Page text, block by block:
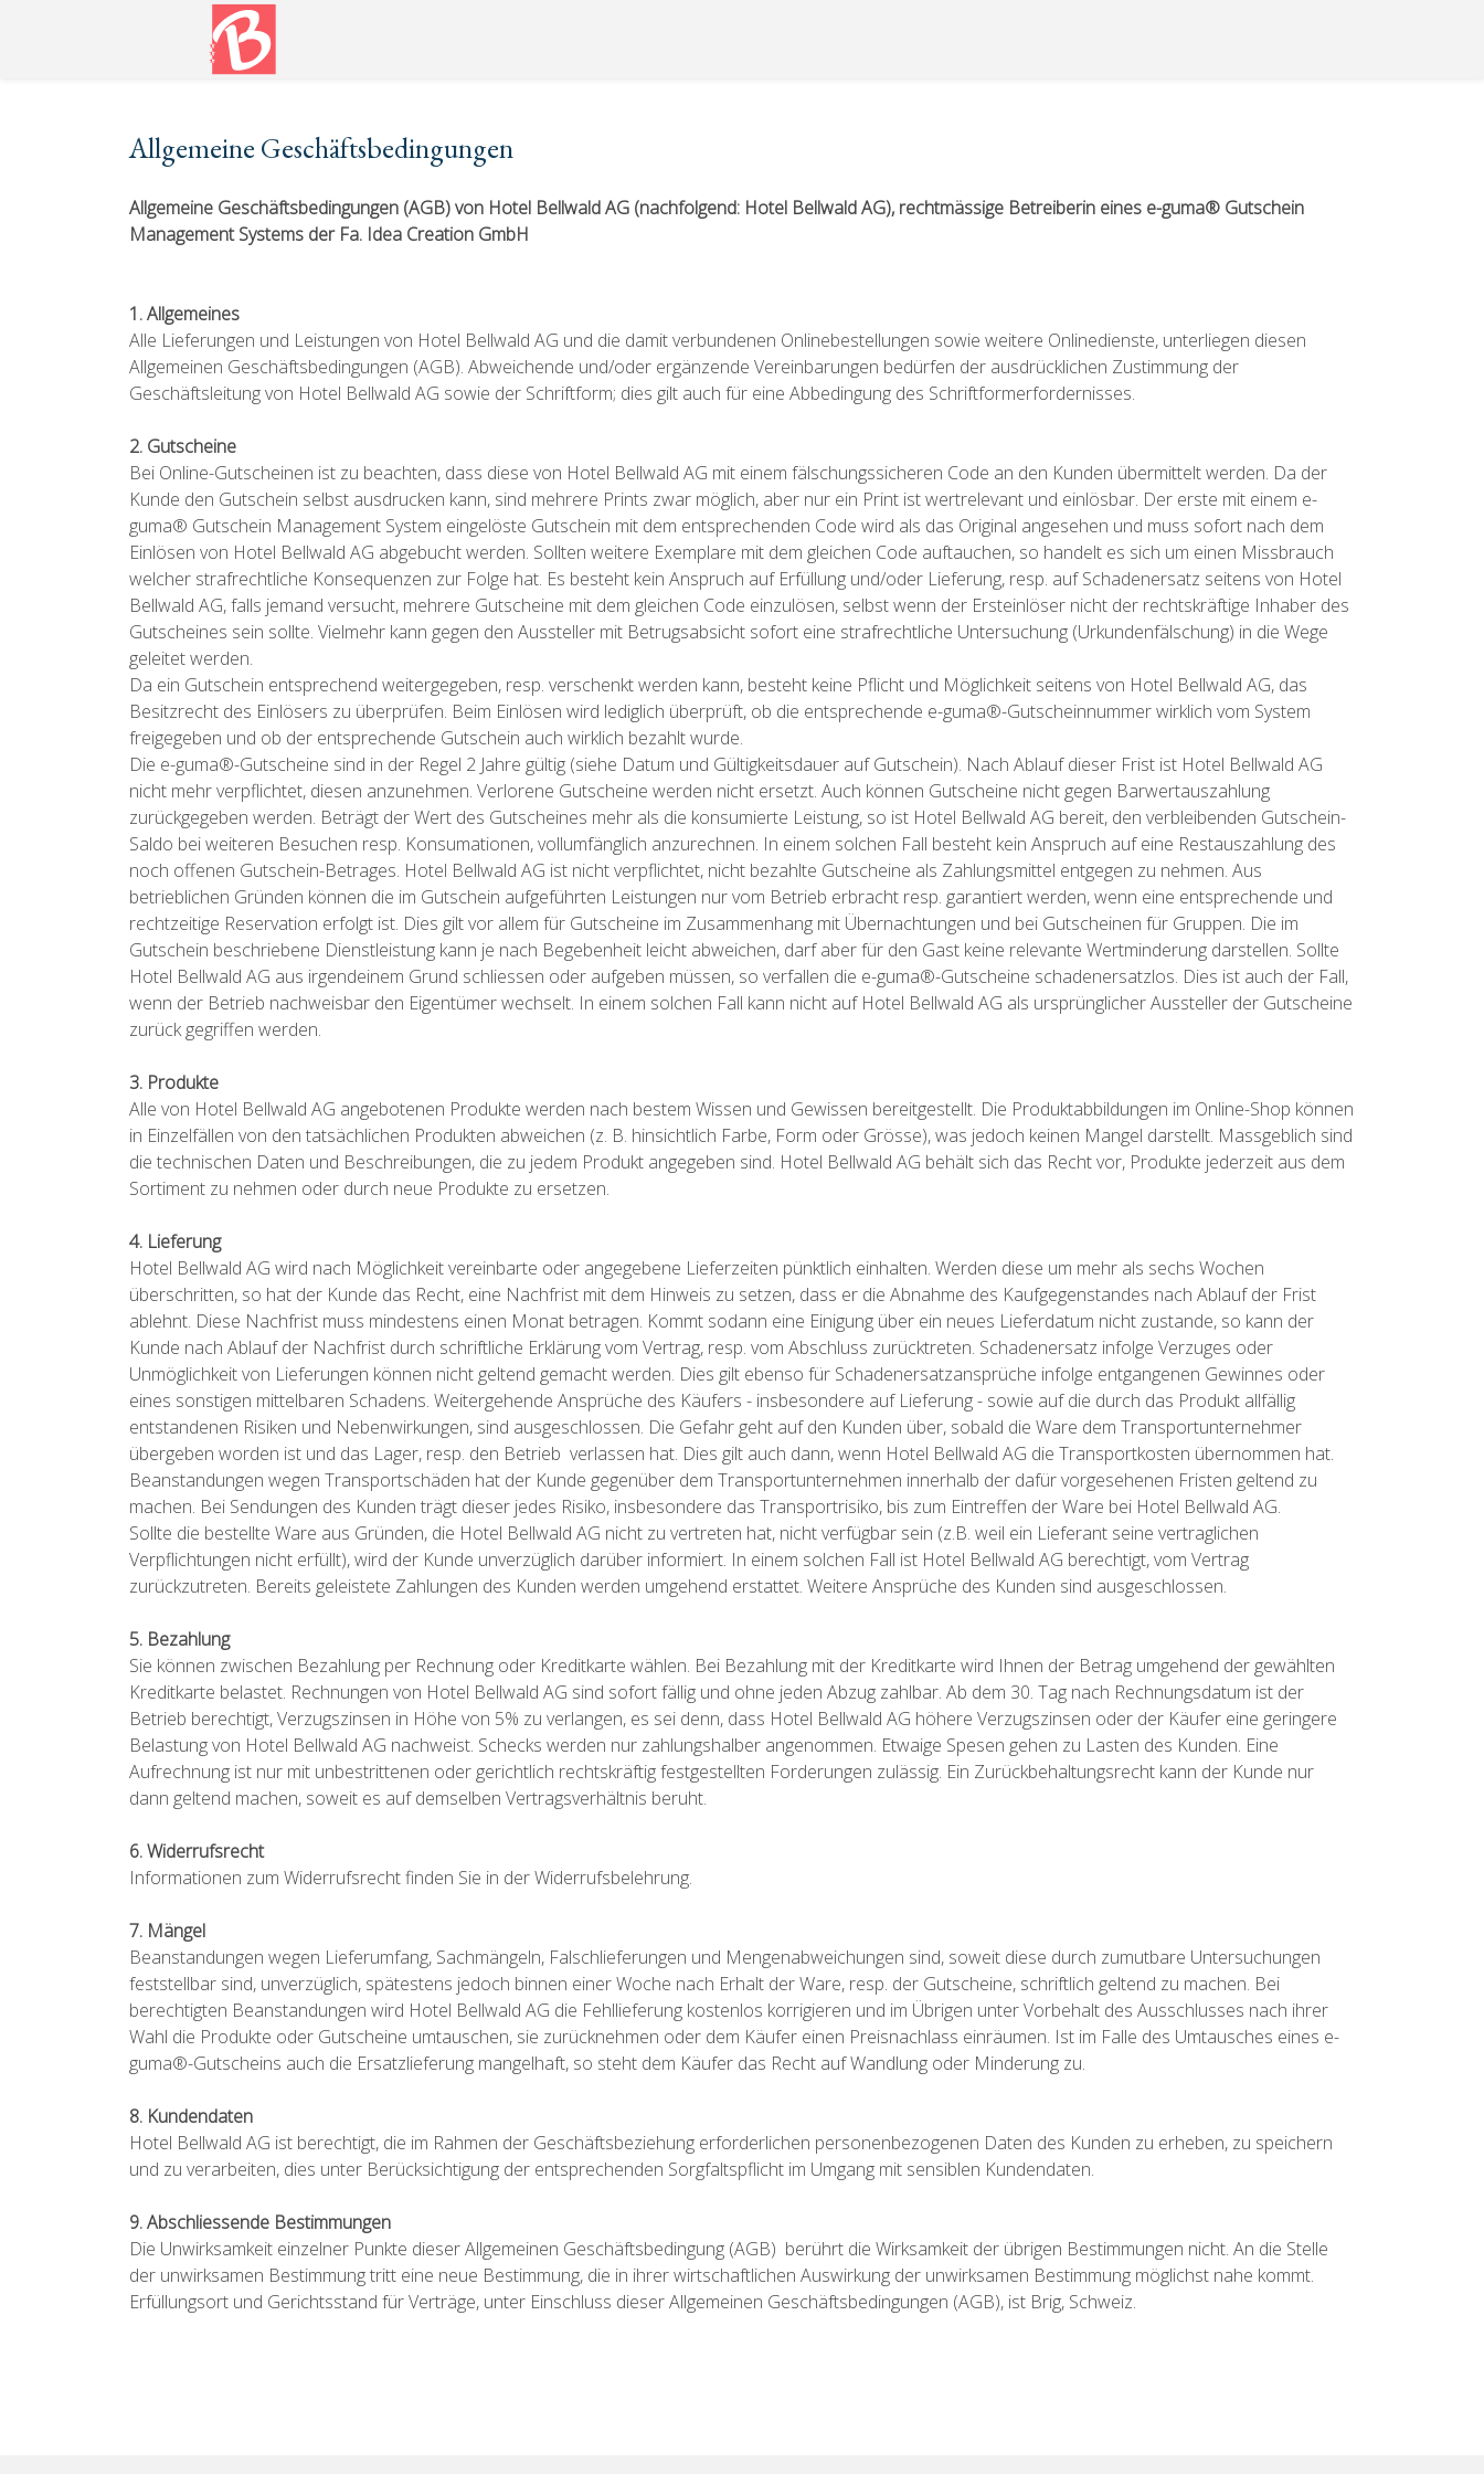
Allgemeine Geschäftsbedingungen
Allgemeine Geschäftsbedingungen (AGB) von Hotel Bellwald AG (nachfolgend: Hotel Bellwald AG), rechtmässige Betreiberin eines e-guma® Gutschein
Management Systems der Fa. Idea Creation GmbH
1. Allgemeines
Alle Lieferungen und Leistungen von Hotel Bellwald AG und die damit verbundenen Onlinebestellungen sowie weitere Onlinedienste, unterliegen diesen
Allgemeinen Geschäftsbedingungen (AGB). Abweichende und/oder ergänzende Vereinbarungen bedürfen der ausdrücklichen Zustimmung der
Geschäftsleitung von Hotel Bellwald AG sowie der Schriftform; dies gilt auch für eine Abbedingung des Schriftformerfordernisses.
2. Gutscheine
Bei Online-Gutscheinen ist zu beachten, dass diese von Hotel Bellwald AG mit einem fälschungssicheren Code an den Kunden übermittelt werden. Da der
Kunde den Gutschein selbst ausdrucken kann, sind mehrere Prints zwar möglich, aber nur ein Print ist wertrelevant und einlösbar. Der erste mit einem e-
guma® Gutschein Management System eingelöste Gutschein mit dem entsprechenden Code wird als das Original angesehen und muss sofort nach dem
Einlösen von Hotel Bellwald AG abgebucht werden. Sollten weitere Exemplare mit dem gleichen Code auftauchen, so handelt es sich um einen Missbrauch
welcher strafrechtliche Konsequenzen zur Folge hat. Es besteht kein Anspruch auf Erfüllung und/oder Lieferung, resp. auf Schadenersatz seitens von Hotel
Bellwald AG, falls jemand versucht, mehrere Gutscheine mit dem gleichen Code einzulösen, selbst wenn der Ersteinlöser nicht der rechtskräftige Inhaber des
Gutscheines sein sollte. Vielmehr kann gegen den Aussteller mit Betrugsabsicht sofort eine strafrechtliche Untersuchung (Urkundenfälschung) in die Wege
geleitet werden.
Da ein Gutschein entsprechend weitergegeben, resp. verschenkt werden kann, besteht keine Pflicht und Möglichkeit seitens von Hotel Bellwald AG, das
Besitzrecht des Einlösers zu überprüfen. Beim Einlösen wird lediglich überprüft, ob die entsprechende e-guma®-Gutscheinnummer wirklich vom System
freigegeben und ob der entsprechende Gutschein auch wirklich bezahlt wurde.
Die e-guma®-Gutscheine sind in der Regel 2 Jahre gültig (siehe Datum und Gültigkeitsdauer auf Gutschein). Nach Ablauf dieser Frist ist Hotel Bellwald AG
nicht mehr verpflichtet, diesen anzunehmen. Verlorene Gutscheine werden nicht ersetzt. Auch können Gutscheine nicht gegen Barwertauszahlung
zurückgegeben werden. Beträgt der Wert des Gutscheines mehr als die konsumierte Leistung, so ist Hotel Bellwald AG bereit, den verbleibenden Gutschein-
Saldo bei weiteren Besuchen resp. Konsumationen, vollumfänglich anzurechnen. In einem solchen Fall besteht kein Anspruch auf eine Restauszahlung des
noch offenen Gutschein-Betrages. Hotel Bellwald AG ist nicht verpflichtet, nicht bezahlte Gutscheine als Zahlungsmittel entgegen zu nehmen. Aus
betrieblichen Gründen können die im Gutschein aufgeführten Leistungen nur vom Betrieb erbracht resp. garantiert werden, wenn eine entsprechende und
rechtzeitige Reservation erfolgt ist. Dies gilt vor allem für Gutscheine im Zusammenhang mit Übernachtungen und bei Gutscheinen für Gruppen. Die im
Gutschein beschriebene Dienstleistung kann je nach Begebenheit leicht abweichen, darf aber für den Gast keine relevante Wertminderung darstellen. Sollte
Hotel Bellwald AG aus irgendeinem Grund schliessen oder aufgeben müssen, so verfallen die e-guma®-Gutscheine schadenersatzlos. Dies ist auch der Fall,
wenn der Betrieb nachweisbar den Eigentümer wechselt. In einem solchen Fall kann nicht auf Hotel Bellwald AG als ursprünglicher Aussteller der Gutscheine
zurück gegriffen werden.
3. Produkte
Alle von Hotel Bellwald AG angebotenen Produkte werden nach bestem Wissen und Gewissen bereitgestellt. Die Produktabbildungen im Online-Shop können
in Einzelfällen von den tatsächlichen Produkten abweichen (z. B. hinsichtlich Farbe, Form oder Grösse), was jedoch keinen Mangel darstellt. Massgeblich sind
die technischen Daten und Beschreibungen, die zu jedem Produkt angegeben sind. Hotel Bellwald AG behält sich das Recht vor, Produkte jederzeit aus dem
Sortiment zu nehmen oder durch neue Produkte zu ersetzen.
4. Lieferung
Hotel Bellwald AG wird nach Möglichkeit vereinbarte oder angegebene Lieferzeiten pünktlich einhalten. Werden diese um mehr als sechs Wochen
überschritten, so hat der Kunde das Recht, eine Nachfrist mit dem Hinweis zu setzen, dass er die Abnahme des Kaufgegenstandes nach Ablauf der Frist
ablehnt. Diese Nachfrist muss mindestens einen Monat betragen. Kommt sodann eine Einigung über ein neues Lieferdatum nicht zustande, so kann der
Kunde nach Ablauf der Nachfrist durch schriftliche Erklärung vom Vertrag, resp. vom Abschluss zurücktreten. Schadenersatz infolge Verzuges oder
Unmöglichkeit von Lieferungen können nicht geltend gemacht werden. Dies gilt ebenso für Schadenersatzansprüche infolge entgangenen Gewinnes oder
eines sonstigen mittelbaren Schadens. Weitergehende Ansprüche des Käufers - insbesondere auf Lieferung - sowie auf die durch das Produkt allfällig
entstandenen Risiken und Nebenwirkungen, sind ausgeschlossen. Die Gefahr geht auf den Kunden über, sobald die Ware dem Transportunternehmer
übergeben worden ist und das Lager, resp. den Betrieb verlassen hat. Dies gilt auch dann, wenn Hotel Bellwald AG die Transportkosten übernommen hat.
Beanstandungen wegen Transportschäden hat der Kunde gegenüber dem Transportunternehmen innerhalb der dafür vorgesehenen Fristen geltend zu
machen. Bei Sendungen des Kunden trägt dieser jedes Risiko, insbesondere das Transportrisiko, bis zum Eintreffen der Ware bei Hotel Bellwald AG.
Sollte die bestellte Ware aus Gründen, die Hotel Bellwald AG nicht zu vertreten hat, nicht verfügbar sein (z.B. weil ein Lieferant seine vertraglichen
Verpflichtungen nicht erfüllt), wird der Kunde unverzüglich darüber informiert. In einem solchen Fall ist Hotel Bellwald AG berechtigt, vom Vertrag
zurückzutreten. Bereits geleistete Zahlungen des Kunden werden umgehend erstattet. Weitere Ansprüche des Kunden sind ausgeschlossen.
5. Bezahlung
Sie können zwischen Bezahlung per Rechnung oder Kreditkarte wählen. Bei Bezahlung mit der Kreditkarte wird Ihnen der Betrag umgehend der gewählten
Kreditkarte belastet. Rechnungen von Hotel Bellwald AG sind sofort fällig und ohne jeden Abzug zahlbar. Ab dem 30. Tag nach Rechnungsdatum ist der
Betrieb berechtigt, Verzugszinsen in Höhe von 5% zu verlangen, es sei denn, dass Hotel Bellwald AG höhere Verzugszinsen oder der Käufer eine geringere
Belastung von Hotel Bellwald AG nachweist. Schecks werden nur zahlungshalber angenommen. Etwaige Spesen gehen zu Lasten des Kunden. Eine
Aufrechnung ist nur mit unbestrittenen oder gerichtlich rechtskräftig festgestellten Forderungen zulässig. Ein Zurückbehaltungsrecht kann der Kunde nur
dann geltend machen, soweit es auf demselben Vertragsverhältnis beruht.
6. Widerrufsrecht
Informationen zum Widerrufsrecht finden Sie in der Widerrufsbelehrung.
7. Mängel
Beanstandungen wegen Lieferumfang, Sachmängeln, Falschlieferungen und Mengenabweichungen sind, soweit diese durch zumutbare Untersuchungen
feststellbar sind, unverzüglich, spätestens jedoch binnen einer Woche nach Erhalt der Ware, resp. der Gutscheine, schriftlich geltend zu machen. Bei
berechtigten Beanstandungen wird Hotel Bellwald AG die Fehllieferung kostenlos korrigieren und im Übrigen unter Vorbehalt des Ausschlusses nach ihrer
Wahl die Produkte oder Gutscheine umtauschen, sie zurücknehmen oder dem Käufer einen Preisnachlass einräumen. Ist im Falle des Umtausches eines e-
guma®-Gutscheins auch die Ersatzlieferung mangelhaft, so steht dem Käufer das Recht auf Wandlung oder Minderung zu.
8. Kundendaten
Hotel Bellwald AG ist berechtigt, die im Rahmen der Geschäftsbeziehung erforderlichen personenbezogenen Daten des Kunden zu erheben, zu speichern
und zu verarbeiten, dies unter Berücksichtigung der entsprechenden Sorgfaltspflicht im Umgang mit sensiblen Kundendaten.
9. Abschliessende Bestimmungen
Die Unwirksamkeit einzelner Punkte dieser Allgemeinen Geschäftsbedingung (AGB) berührt die Wirksamkeit der übrigen Bestimmungen nicht. An die Stelle
der unwirksamen Bestimmung tritt eine neue Bestimmung, die in ihrer wirtschaftlichen Auswirkung der unwirksamen Bestimmung möglichst nahe kommt.
Erfüllungsort und Gerichtsstand für Verträge, unter Einschluss dieser Allgemeinen Geschäftsbedingungen (AGB), ist Brig, Schweiz.